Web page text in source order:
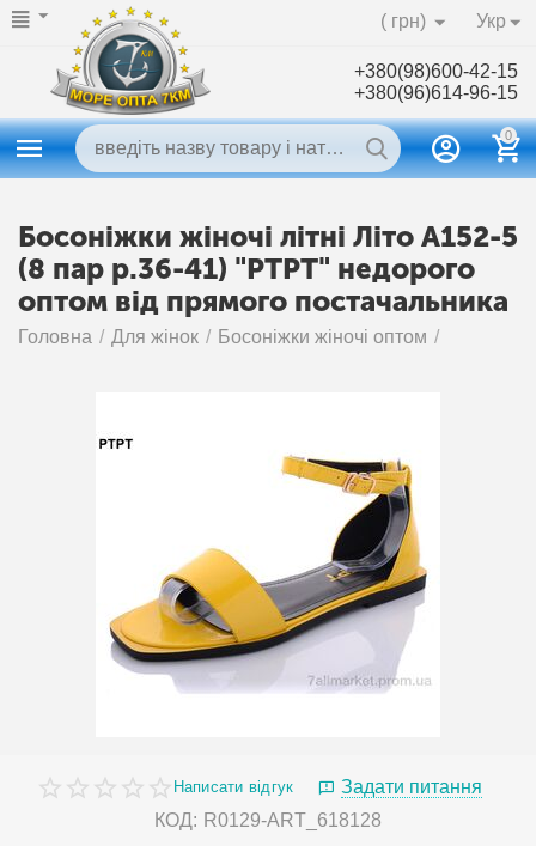
Укр
( грн)
+380(98)600-42-15
+380(96)614-96-15
0
Босоніжки жіночі літні Літо A152-5
(8 пар р.36-41) "PTPT" недорого
оптом від прямого постачальника
Головна / Для жінок / Босоніжки жіночі оптом /
Написати відгук
Задати питання
КОД: R0129-ART_618128